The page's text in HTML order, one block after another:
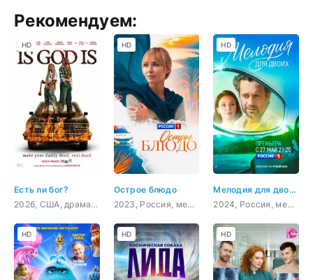
Рекомендуем:
Есть ли бог?
2026, США, драма, детектив
HD
Острое блюдо
2023, Россия, мелодрама
HD
Мелодия для двоих
2024, Россия, мелодрама
HD
HD HD HD